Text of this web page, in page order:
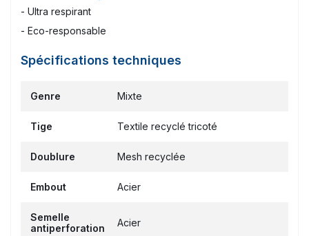
- Ultra respirant
- Eco-responsable
Spécifications techniques
Genre Mixte
Tige Textile recyclé tricoté
Doublure Mesh recyclée
Embout Acier
Semelle
antiperforation
Acier